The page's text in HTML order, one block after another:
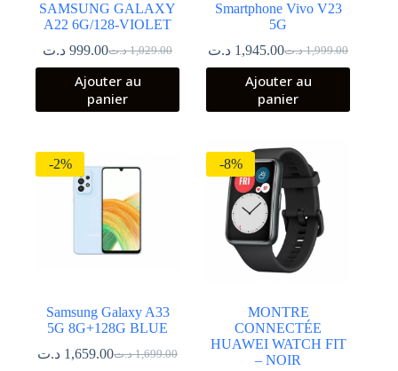
SAMSUNG GALAXY
A22 6G/128-VIOLET
1,029.00 د.ت
Le
prix
initial
était :
999.00 د.ت
Le
prix
actuel
est :
Ajouter au
panier
Smartphone Vivo V23
5G
1,999.00 د.تLe
prix
initial
était :
1,945.00 د.ت
Le
prix
actuel
est :
Ajouter au
panier
-2%
Samsung Galaxy A33
5G 8G+128G BLUE
1,699.00 د.تLe
1,659.00 د.ت
Le
-8%
MONTRE
CONNECTÉE
HUAWEI WATCH FIT
– NOIR